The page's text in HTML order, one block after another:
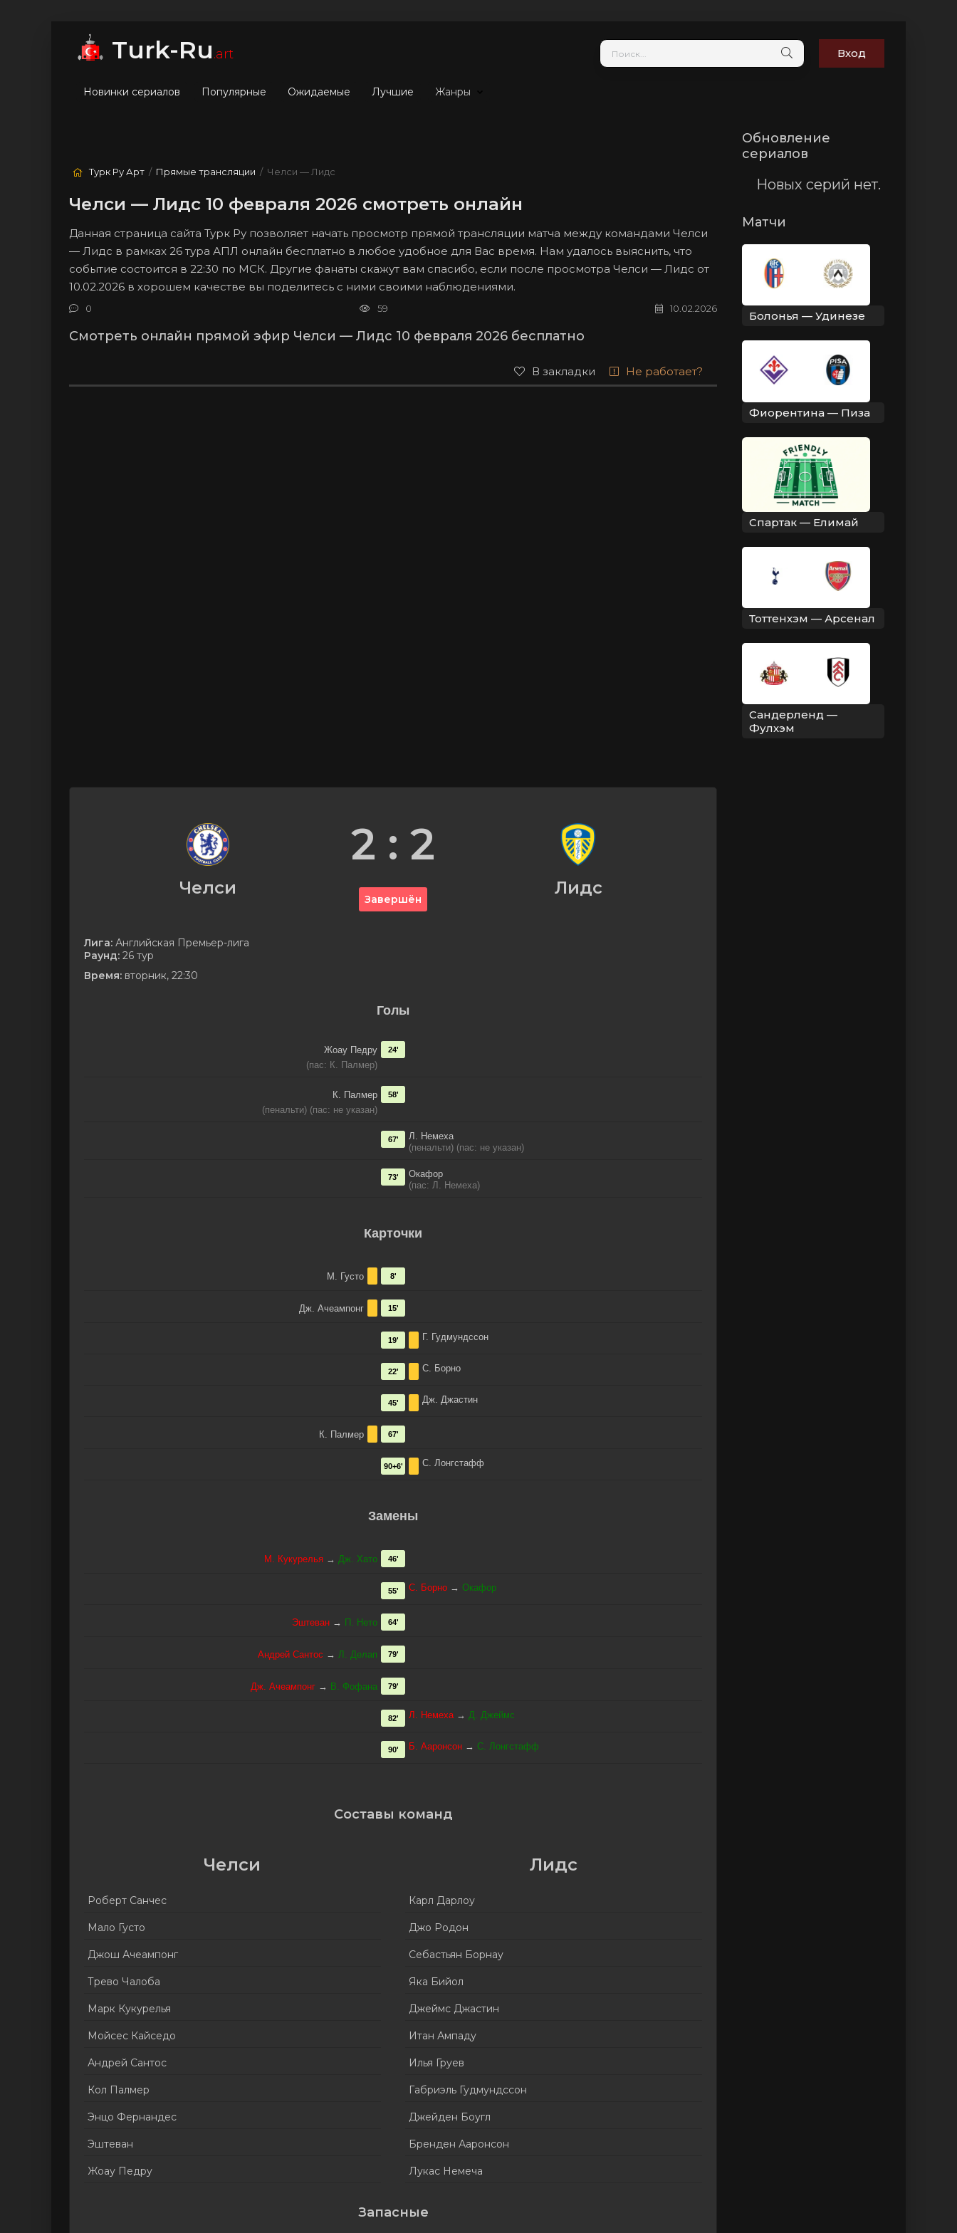
Turk-Ru.art Вход
Новинки сериалов Популярные Ожидаемые Лучшие Жанры
Турк Ру Арт / Прямые трансляции / Челси — Лидс
Челси — Лидс 10 февраля 2026 смотреть онлайн
Данная страница сайта Турк Ру позволяет начать просмотр прямой трансляции матча между командами Челси
— Лидс в рамках 26 тура АПЛ онлайн бесплатно в любое удобное для Вас время. Нам удалось выяснить, что
событие состоится в 22:30 по МСК. Другие фанаты скажут вам спасибо, если после просмотра Челси — Лидс от
10.02.2026 в хорошем качестве вы поделитесь с ними своими наблюдениями.
10.02.2026
59
0
Смотреть онлайн прямой эфир Челси — Лидс 10 февраля 2026 бесплатно
В закладки Не работает?
Челси
2 : 2
Завершён
Лидс
Лига: Английская Премьер-лига
Раунд: 26 тур
Время: вторник, 22:30
Голы
Жоау Педру
(пас: К. Палмер)
24'
К. Палмер
(пенальти) (пас: не указан)
58'
Л. Немеха
(пенальти) (пас: не указан)
67'
Окафор
(пас: Л. Немеха)
73'
Карточки
М. Густо 8'
Дж. Ачеампонг 15'
Г. Гудмундссон
19'
С. Борно
22'
Дж. Джастин
45'
К. Палмер 67'
С. Лонгстафф
90+6'
Замены
М. Кукурелья → Дж. Хато 46'
С. Борно → Окафор
55'
Эштеван → П. Нето 64'
Андрей Сантос → Л. Делап 79'
Дж. Ачеампонг → В. Фофана 79'
Л. Немеха→ Д. Джеймс
82'
Б. Ааронсон → С. Лонгстафф
90'
Составы команд
Челси
Роберт Санчес
Мало Густо
Джош Ачеампонг
Трево Чалоба
Марк Кукурелья
Мойсес Кайседо
Андрей Сантос
Кол Палмер
Энцо Фернандес
Эштеван
Жоау Педру
Лидс
Карл Дарлоу
Джо Родон
Себастьян Борнау
Яка Бийол
Джеймс Джастин
Итан Ампаду
Илья Груев
Габриэль Гудмундссон
Джейден Боугл
Бренден Ааронсон
Лукас Немеча
Запасные
Обновление
сериалов
Новых серий нет.
Матчи
Болонья — Удинезе
Фиорентина — Пиза
Спартак — Елимай
Тоттенхэм — Арсенал
Сандерленд —
Фулхэм